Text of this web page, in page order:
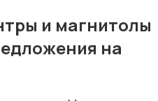
и магнитолы
на